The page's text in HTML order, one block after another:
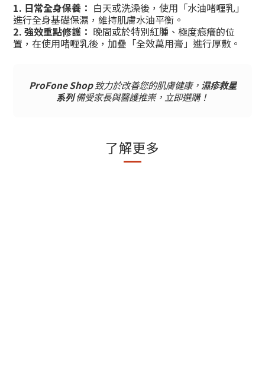
1. 日常全身保養： 白天或洗澡後，使用「水油啫喱乳」
進行全身基礎保濕，維持肌膚水油平衡。
2. 強效重點修護： 晚間或於特別紅腫、極度痕癢的位
置，在使用啫喱乳後，加疊「全效萬用膏」進行厚敷。
ProFone Shop致力於改善您的肌膚健康， 濕疹救星
系列備受家長與醫護推崇，立即選購！
了解更多